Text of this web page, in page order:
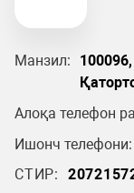
Манзил:
Алоқа телефон
Ишонч телефони:
СТИР: